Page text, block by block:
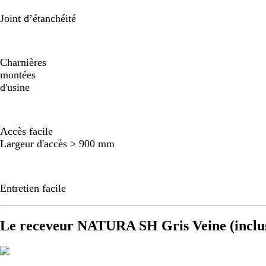
Joint d’étanchéité
Charnières
montées
d'usine
Accès facile
Largeur d'accès > 900 mm
Entretien facile
Le receveur NATURA SH Gris Veine